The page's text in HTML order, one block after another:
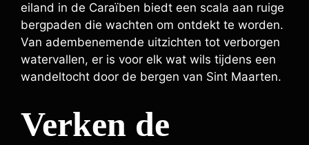
eiland in de Caraïben biedt een scala aan ruige
bergpaden die wachten om ontdekt te worden.
Van adembenemende uitzichten tot verborgen
watervallen, er is voor elk wat wils tijdens een
wandeltocht door de bergen van Sint Maarten.
Verken de